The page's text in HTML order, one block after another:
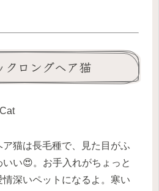
ロングヘア猫
猫は長毛種で、見た目がふ
い😍。お手入れがちょっと
深いペットになるよ。寒い